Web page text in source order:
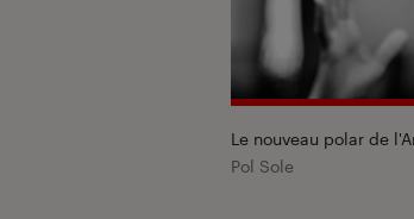
Le nouveau polar de
Pol Sole